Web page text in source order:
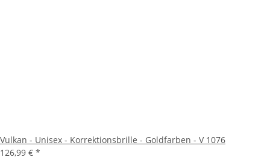
Vulkan - Unisex - Korrektionsbrille - Goldfarben - V 1076
126,99 € *